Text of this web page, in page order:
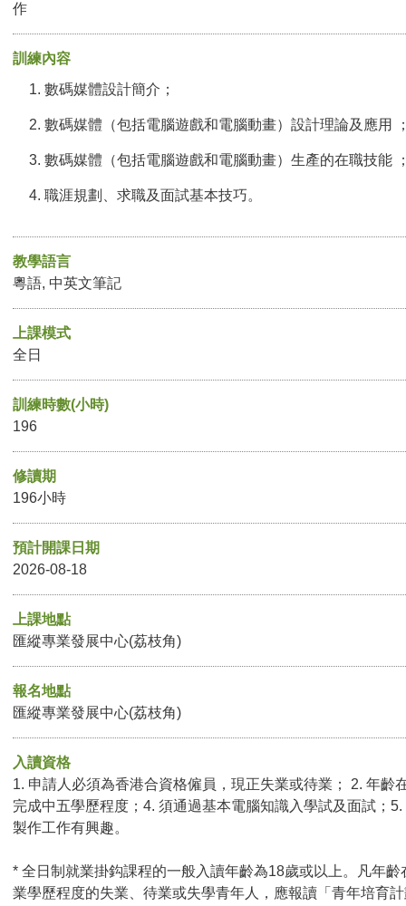
作
訓練內容
數碼媒體設計簡介；
數碼媒體（包括電腦遊戲和電腦動畫）設計理論及應用
數碼媒體（包括電腦遊戲和電腦動畫）生產的在職技能
職涯規劃、求職及面試基本技巧。
教學語言
粵語, 中英文筆記
上課模式
全日
訓練時數(小時)
196
修讀期
196小時
預計開課日期
2026-08-18
上課地點
匯縱專業發展中心(荔枝角)
報名地點
匯縱專業發展中心(荔枝角)
入讀資格
1. 申請人必須為香港合資格僱員，現正失業或待業； 2. 年齡
完成中五學歷程度；4. 須通過基本電腦知識入學試及面試；
製作工作有興趣。
* 全日制就業掛鈎課程的一般入讀年齡為18歲或以上。凡年
業學歷程度的失業、待業或失學青年人，應報讀「青年培育